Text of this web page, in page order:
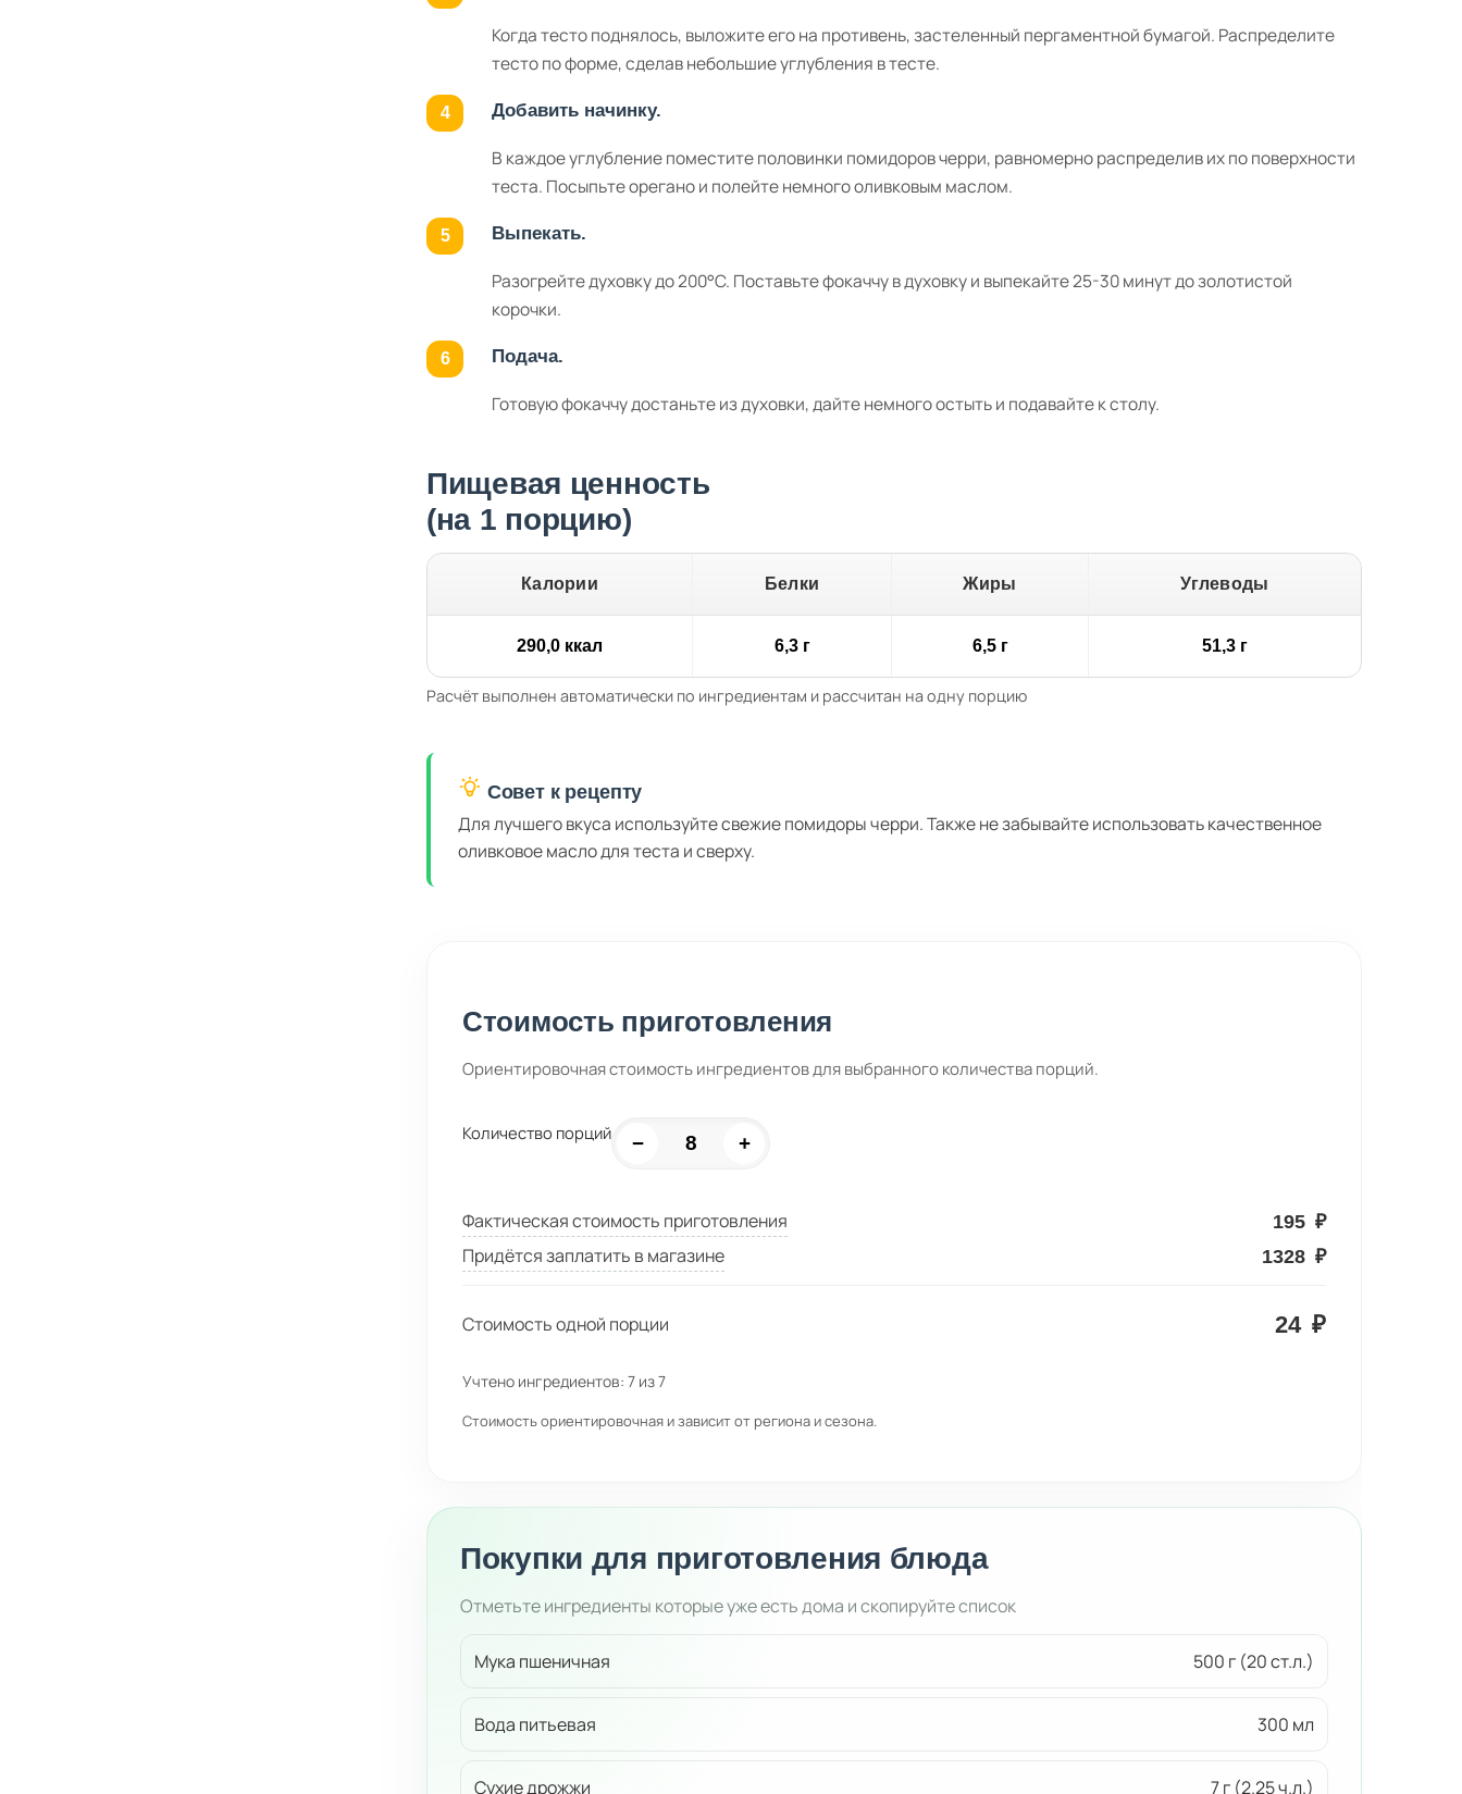
Когда тесто поднялось, выложите его на противень, застеленный пергаментной бумагой. Распределите
тесто по форме, сделав небольшие углубления в тесте.
Добавить начинку.
В каждое углубление поместите половинки помидоров черри, равномерно распределив их по поверхности
теста. Посыпьте орегано и полейте немного оливковым маслом.
Выпекать.
Разогрейте духовку до 200°C. Поставьте фокаччу в духовку и выпекайте 25-30 минут до золотистой
корочки.
Подача.
Готовую фокаччу достаньте из духовки, дайте немного остыть и подавайте к столу.
Пищевая ценность
(на 1 порцию)
Калории Белки Жиры Углеводы
290,0 ккал 6,3 г 6,5 г 51,3 г
Расчёт выполнен автоматически по ингредиентам и рассчитан на одну порцию
Совет к рецепту
Для лучшего вкуса используйте свежие помидоры черри. Также не забывайте использовать качественное
оливковое масло для теста и сверху.
Стоимость приготовления
Ориентировочная стоимость ингредиентов для выбранного количества порций.
Количество порций − +
Фактическая стоимость приготовления 195 ₽
Придётся заплатить в магазине 1328 ₽
Стоимость одной порции 24 ₽
Учтено ингредиентов: 7 из7
Стоимость ориентировочная и зависит от региона и сезона.
Покупки для приготовления блюда
Отметьте ингредиенты которые уже есть дома и скопируйте список
Мука пшеничная 500 г (20 ст.л.)
Вода питьевая 300 мл
Сухие дрожжи 7 г (2.25 ч.л.)